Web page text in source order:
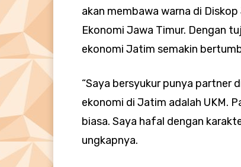
akan membawa warna di
Ekonomi Jawa Timur. Dengan
ekonomi Jatim semakin
“Saya bersyukur punya partner
ekonomi di Jatim adalah UKM.
biasa. Saya hafal dengan
ungkapnya.